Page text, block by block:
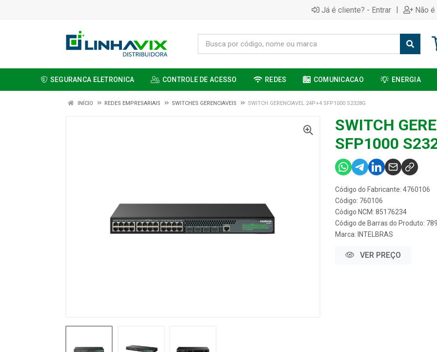
Já é cliente? - Entrar | Não
SEGURANCA ELETRONICA CONTROLE DE ACESSO REDES COMUNICACAO ENERGIA
INÍCIO REDES EMPRESARIAIS SWITCHES GERENCIAVEIS SWITCH GERENCIAVEL 24P+4 SFP1000 S2328G
SWITCH
SFP1000
Código do Fabricante: 4760106
Código: 760106
Código NCM: 85176234
Código de Barras do Produto:
Marca: INTELBRAS
VER PREÇO